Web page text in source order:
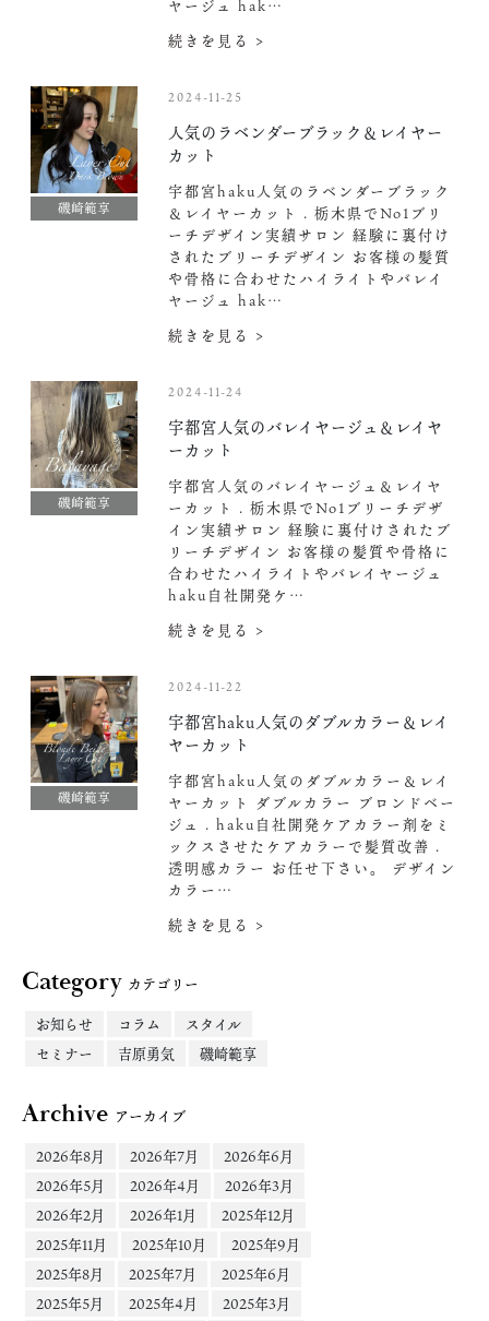
ヤージュ hak…
続きを見る >
磯崎範享
2024-11-25
人気のラベンダーブラック＆レイヤー
カット
宇都宮haku人気のラベンダーブラック
＆レイヤーカット . 栃木県でNo1ブリ
ーチデザイン実績サロン 経験に裏付け
されたブリーチデザイン お客様の髪質
や骨格に合わせたハイライトやバレイ
ヤージュ hak…
続きを見る >
磯崎範享
2024-11-24
宇都宮人気のバレイヤージュ＆レイヤ
ーカット
宇都宮人気のバレイヤージュ＆レイヤ
ーカット . 栃木県でNo1ブリーチデザ
イン実績サロン 経験に裏付けされたブ
リーチデザイン お客様の髪質や骨格に
合わせたハイライトやバレイヤージュ
haku自社開発ケ…
続きを見る >
磯崎範享
2024-11-22
宇都宮haku人気のダブルカラー＆レイ
ヤーカット
宇都宮haku人気のダブルカラー＆レイ
ヤーカット ダブルカラー ブロンドベー
ジュ . haku自社開発ケアカラー剤をミ
ックスさせたケアカラーで髪質改善 .
透明感カラー お任せ下さい。 デザイン
カラー…
続きを見る >
Categoryカテゴリー
お知らせ
コラム
スタイル
セミナー
吉原勇気 磯崎範享
Archive アーカイブ
2026年8月
2026年7月
2026年6月
2026年5月
2026年4月
2026年3月
2026年2月
2026年1月
2025年12月
2025年11月
2025年10月
2025年9月
2025年8月
2025年7月
2025年6月
2025年5月
2025年4月
2025年3月